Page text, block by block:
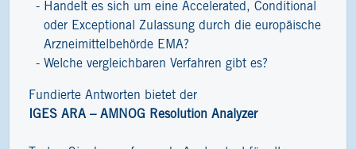
Handelt es sich um eine Accelerated, Conditional
oder Exceptional Zulassung durch die europäische
Arzneimittelbehörde EMA?
Welche vergleichbaren Verfahren gibt es?
Fundierte Antworten bietet der
IGES ARA – AMNOG Resolution Analyzer